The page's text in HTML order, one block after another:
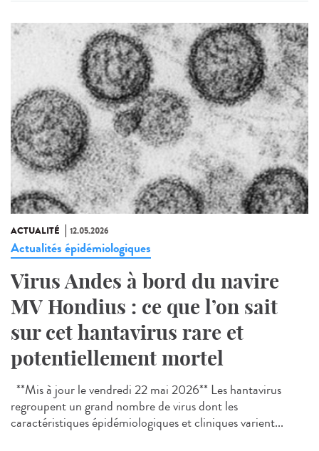
ACTUALITÉ 12.05.2026
Actualités épidémiologiques
Virus Andes à bord du navire
MV Hondius : ce que l’on sait
sur cet hantavirus rare et
potentiellement mortel
**Mis à jour le vendredi 22 mai 2026** Les hantavirus
regroupent un grand nombre de virus dont les
caractéristiques épidémiologiques et cliniques varient...